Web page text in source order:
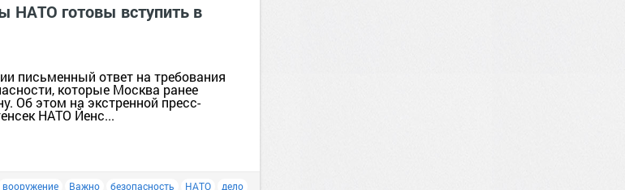
НАТО готовы вступить в
письменный ответ на требования
которые Москва ранее
Об этом на экстренной пресс-
НАТО Йенс...
вооружение Важно безопасность НАТО дело